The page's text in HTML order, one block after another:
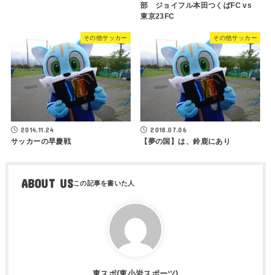
部 ジョイフル本田つくばFC vs
東京23FC
その他サッカー
2014.11.24
サッカーの早慶戦
その他サッカー
2018.07.06
【夢の国】は、鈴鹿にあり
ABOUT US